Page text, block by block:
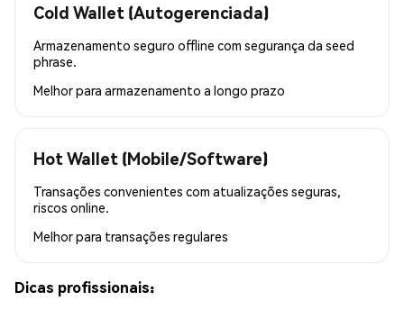
Cold Wallet (Autogerenciada)
Armazenamento seguro offline com segurança da seed
phrase.
Melhor para armazenamento a longo prazo
Hot Wallet (Mobile/Software)
Transações convenientes com atualizações seguras,
riscos online.
Melhor para transações regulares
Dicas profissionais: